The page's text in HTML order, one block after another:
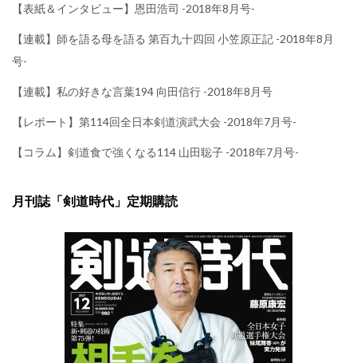
【表紙＆インタビュー】恩田浩司 -2018年8月号-
【連載】師を語る母を語る 第百九十四回 小笠原正記 -2018年8月
号-
【連載】私の好きな言葉194 向田信行 -2018年8月号
【レポート】第114回全日本剣道演武大会 -2018年7月号-
【コラム】剣道食で強くなる114 山田聡子 -2018年7月号-
月刊誌「剣道時代」定期購読